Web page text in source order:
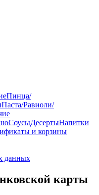
Пинца/
Паста/Равиоли/
СоусыДесертыНапитки
и корзины
данных
карты